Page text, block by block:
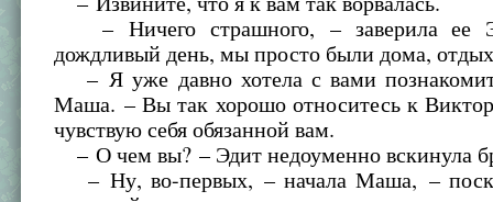
– Ничего страшного, – заверила ее
дождливый день, мы просто были дома,
– Я уже давно хотела с вами
Маша. – Вы так хорошо относитесь к
чувствую себя обязанной вам.
– О чем вы? – Эдит недоуменно вскинула
– Ну, во-первых, – начала Маша, –